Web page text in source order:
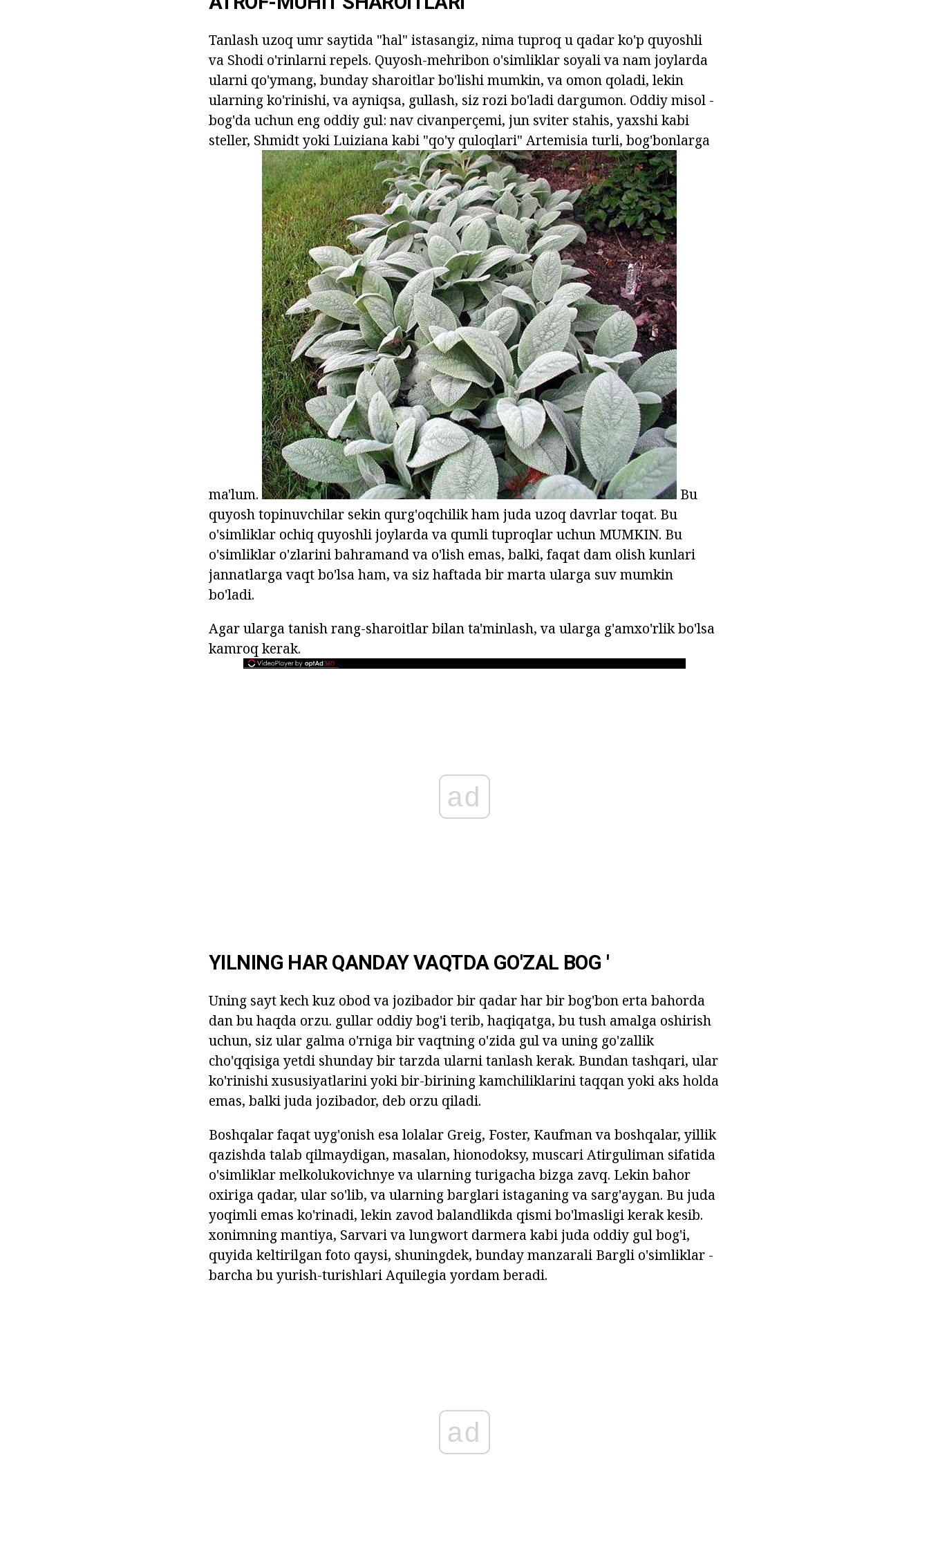
Tanlash uzoq umr saytida "hal" istasangiz, nima tuproq u qadar ko'p quyoshli
va Shodi o'rinlarni repels. Quyosh-mehribon o'simliklar soyali va nam joylarda
ularni qo'ymang, bunday sharoitlar bo'lishi mumkin, va omon qoladi, lekin
ularning ko'rinishi, va ayniqsa, gullash, siz rozi bo'ladi dargumon. Oddiy misol -
bog'da uchun eng oddiy gul: nav civanperçemi, jun sviter stahis, yaxshi kabi
steller, Shmidt yoki Luiziana kabi "qo'y quloqlari" Artemisia turli, bog'bonlarga
ma'lum.
Bu
quyosh topinuvchilar sekin qurg'oqchilik ham juda uzoq davrlar toqat. Bu
o'simliklar ochiq quyoshli joylarda va qumli tuproqlar uchun MUMKIN. Bu
o'simliklar o'zlarini bahramand va o'lish emas, balki, faqat dam olish kunlari
jannatlarga vaqt bo'lsa ham, va siz haftada bir marta ularga suv mumkin
bo'ladi.
Agar ularga tanish rang-sharoitlar bilan ta'minlash, va ularga g'amxo'rlik bo'lsa
kamroq kerak.
ad
YILNING HAR QANDAY VAQTDA GO'ZAL BOG '
Uning sayt kech kuz obod va jozibador bir qadar har bir bog'bon erta bahorda
dan bu haqda orzu. gullar oddiy bog'i terib, haqiqatga, bu tush amalga oshirish
uchun, siz ular galma o'rniga bir vaqtning o'zida gul va uning go'zallik
cho'qqisiga yetdi shunday bir tarzda ularni tanlash kerak. Bundan tashqari, ular
ko'rinishi xususiyatlarini yoki bir-birining kamchiliklarini taqqan yoki aks holda
emas, balki juda jozibador, deb orzu qiladi.
Boshqalar faqat uyg'onish esa lolalar Greig, Foster, Kaufman va boshqalar, yillik
qazishda talab qilmaydigan, masalan, hionodoksy, muscari Atirguliman sifatida
o'simliklar melkolukovichnye va ularning turigacha bizga zavq. Lekin bahor
oxiriga qadar, ular so'lib, va ularning barglari istaganing va sarg'aygan. Bu juda
yoqimli emas ko'rinadi, lekin zavod balandlikda qismi bo'lmasligi kerak kesib.
xonimning mantiya, Sarvari va lungwort darmera kabi juda oddiy gul bog'i,
quyida keltirilgan foto qaysi, shuningdek, bunday manzarali Bargli o'simliklar -
barcha bu yurish-turishlari Aquilegia yordam beradi.
ad